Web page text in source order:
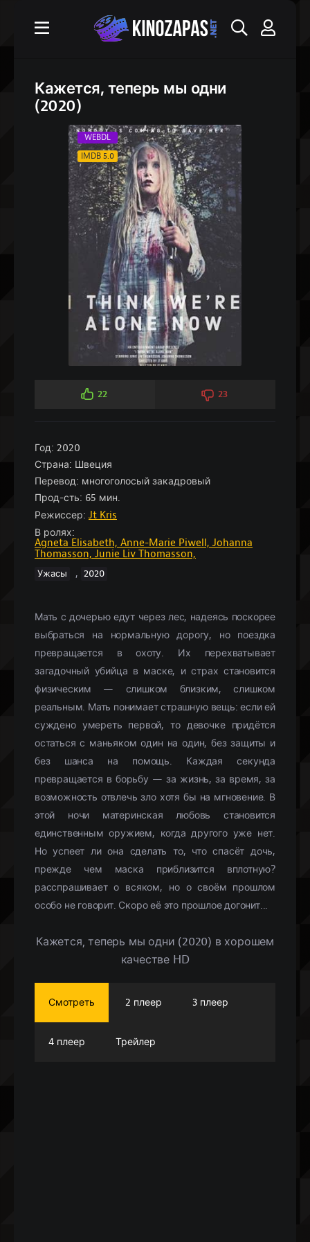
Кажется, теперь мы одни
(2020)
WEBDL
IMDB 5.0
22 23
Год: 2020
Страна: Швеция
Перевод: многоголосый закадровый
Прод-сть: 65 мин.
Режиссер: Jt Kris
В ролях:
Agneta Elisabeth, Anne-Marie Piwell, Johanna
Thomasson, Junie Liv Thomasson,
Ужасы , 2020
Мать с дочерью едут через лес, надеясь поскорее
выбраться на нормальную дорогу, но поездка
превращается в охоту. Их перехватывает
загадочный убийца в маске, и страх становится
физическим — слишком близким, слишком
реальным. Мать понимает страшную вещь: если ей
суждено умереть первой, то девочке придётся
остаться с маньяком один на один, без защиты и
без шанса на помощь. Каждая секунда
превращается в борьбу — за жизнь, за время, за
возможность отвлечь зло хотя бы на мгновение. В
этой ночи материнская любовь становится
единственным оружием, когда другого уже нет.
Но успеет ли она сделать то, что спасёт дочь,
прежде чем маска приблизится вплотную?
расспрашивает о всяком, но о своём прошлом
особо не говорит. Скоро её это прошлое догонит...
Кажется, теперь мы одни (2020) в хорошем
качестве HD
Смотреть 2 плеер 3 плеер
4 плеер Трейлер